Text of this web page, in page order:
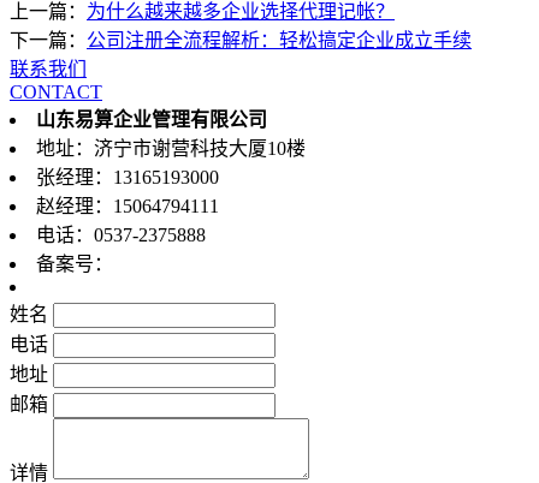
上一篇： 为什么越来越多企业选择代理记帐？
下一篇： 公司注册全流程解析：轻松搞定企业成立手续
联系我们
CONTACT
山东易算企业管理有限公司
地址：济宁市谢营科技大厦10楼
张经理：13165193000
赵经理：15064794111
电话：0537-2375888
备案号：
姓名
电话
地址
邮箱
详情